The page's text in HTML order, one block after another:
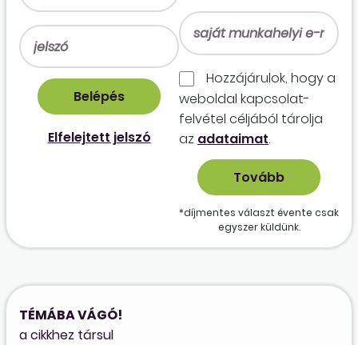
Elfelejtett jelszó
Hozzájárulok, hogy a
weboldal kapcso­lat­
felvétel céljából tárolja
az adataimat.
*díjmentes választ évente csak
egyszer küldünk.
TÉMÁBA VÁGÓ!
a cikkhez társul